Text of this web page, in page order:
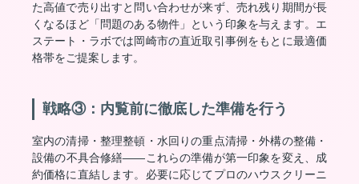
た高値で売り出すと問い合わせが来ず、売れ残り期間が長
くなるほど「問題のある物件」という印象を与えます。エ
ステート・ラボでは岡崎市の直近取引事例をもとに最適価
格帯をご提案します。
戦略③：内覧前に徹底した準備を行う
室内の清掃・整理整頓・水回りの重点清掃・外構の整備・
設備の不具合修繕——これらの準備が第一印象を変え、成
約価格に直結します。必要に応じてプロのハウスクリーニ